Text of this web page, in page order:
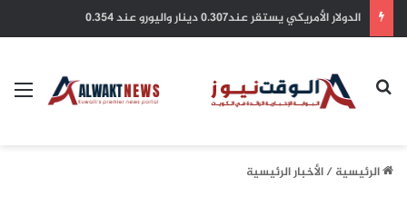
بحث عن
الرئيسية/الأخبار الرئيسية